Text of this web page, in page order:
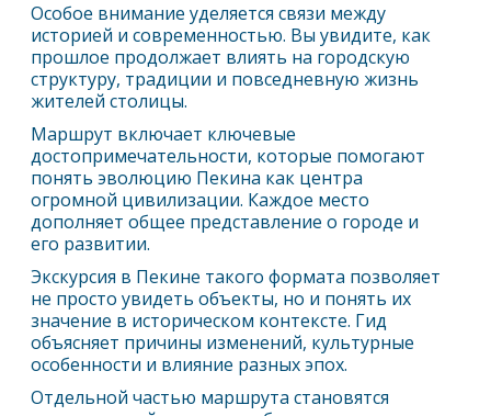
Особое внимание уделяется связи между
историей и современностью. Вы увидите, как
прошлое продолжает влиять на городскую
структуру, традиции и повседневную жизнь
жителей столицы.
Маршрут включает ключевые
достопримечательности, которые помогают
понять эволюцию Пекина как центра
огромной цивилизации. Каждое место
дополняет общее представление о городе и
его развитии.
Экскурсия в Пекине такого формата позволяет
не просто увидеть объекты, но и понять их
значение в историческом контексте. Гид
объясняет причины изменений, культурные
особенности и влияние разных эпох.
Отдельной частью маршрута становятся